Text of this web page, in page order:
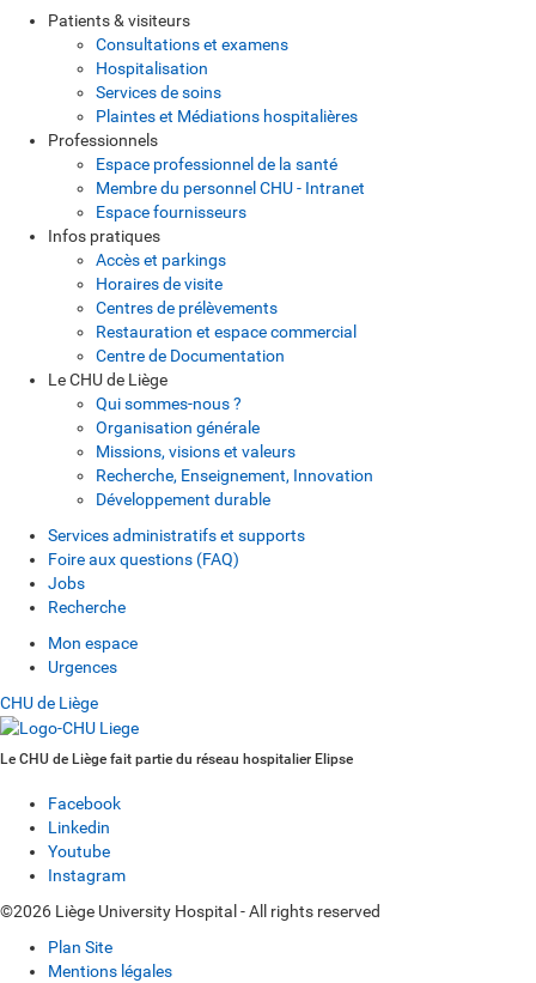
Patients & visiteurs
Consultations et examens
Hospitalisation
Services de soins
Plaintes et Médiations hospitalières
Professionnels
Espace professionnel de la santé
Membre du personnel CHU - Intranet
Espace fournisseurs
Infos pratiques
Accès et parkings
Horaires de visite
Centres de prélèvements
Restauration et espace commercial
Centre de Documentation
Le CHU de Liège
Qui sommes-nous ?
Organisation générale
Missions, visions et valeurs
Recherche, Enseignement, Innovation
Développement durable
Services administratifs et supports
Foire aux questions (FAQ)
Jobs
Recherche
Mon espace
Urgences
CHU de Liège
Le CHU de Liège fait partie du réseau hospitalier Elipse
Facebook
Linkedin
Youtube
Instagram
©2026 Liège University Hospital - All rights reserved
Plan Site
Mentions légales